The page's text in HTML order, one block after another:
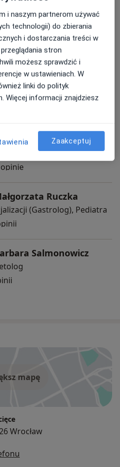
zestawienie czasu,
tym, aby dzieci rozwijały
i szczęśliwe.
Basiak
Pediatra
Pediatra
Mysłek-Prucnal
Ruczka
(Gastrolog), Pediatra
Salmonowicz
mapę
Wrocław
i naszym partnerom używać
technologii) do zbierania
i dostarczania treści w
stron
możesz sprawdzić i
w ustawieniach. W
linki do polityk
Więcej informacji znajdziesz
Zaakceptuj